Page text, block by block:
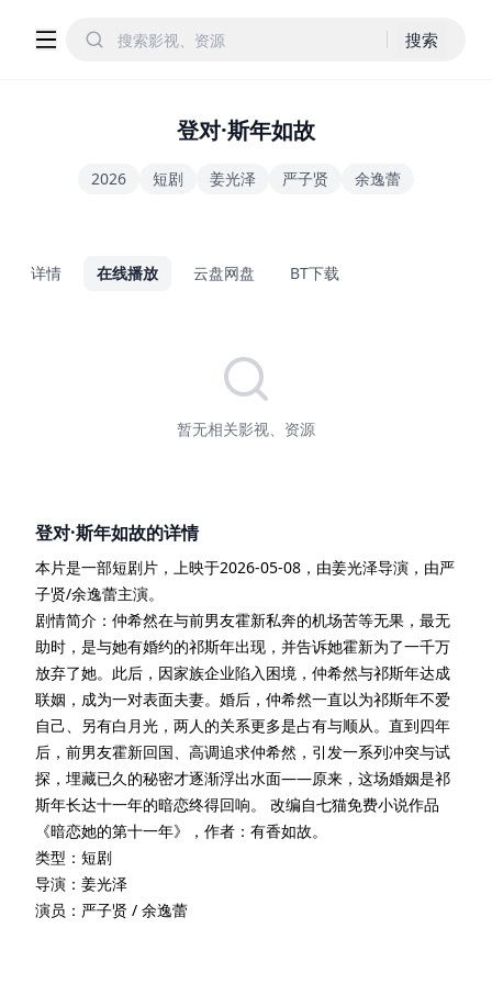
搜索
登对·斯年如故
2026 短剧 姜光泽 严子贤 余逸蕾
详情 在线播放 云盘网盘 BT下载
暂无相关影视、资源
登对·斯年如故的详情
本片是一部短剧片 ，上映于2026-05-08 ，由姜光泽导演 ，由严
子贤/余逸蕾主演。
剧情简介： 仲希然在与前男友霍新私奔的机场苦等无果，最无
助时，是与她有婚约的祁斯年出现，并告诉她霍新为了一千万
放弃了她。此后，因家族企业陷入困境，仲希然与祁斯年达成
联姻，成为一对表面夫妻。婚后，仲希然一直以为祁斯年不爱
自己、另有白月光，两人的关系更多是占有与顺从。直到四年
后，前男友霍新回国、高调追求仲希然，引发一系列冲突与试
探，埋藏已久的秘密才逐渐浮出水面——原来，这场婚姻是祁
斯年长达十一年的暗恋终得回响。 改编自七猫免费小说作品
《暗恋她的第十一年》，作者：有香如故。
类型： 短剧
导演： 姜光泽
演员： 严子贤 / 余逸蕾